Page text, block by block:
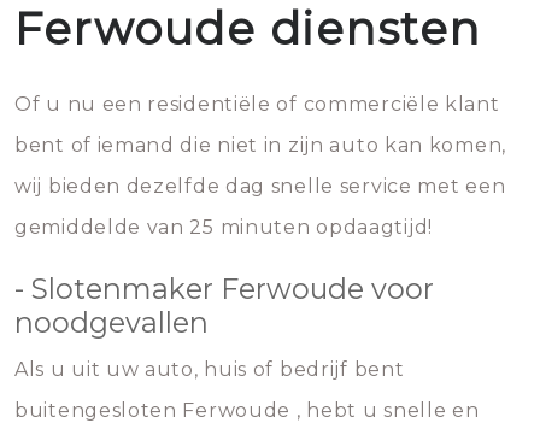
Ferwoude diensten
Of u nu een residentiële of commerciële klant
bent of iemand die niet in zijn auto kan komen,
wij bieden dezelfde dag snelle service met een
gemiddelde van 25 minuten opdaagtijd!
- Slotenmaker Ferwoude voor
noodgevallen
Als u uit uw auto, huis of bedrijf bent
buitengesloten Ferwoude , hebt u snelle en